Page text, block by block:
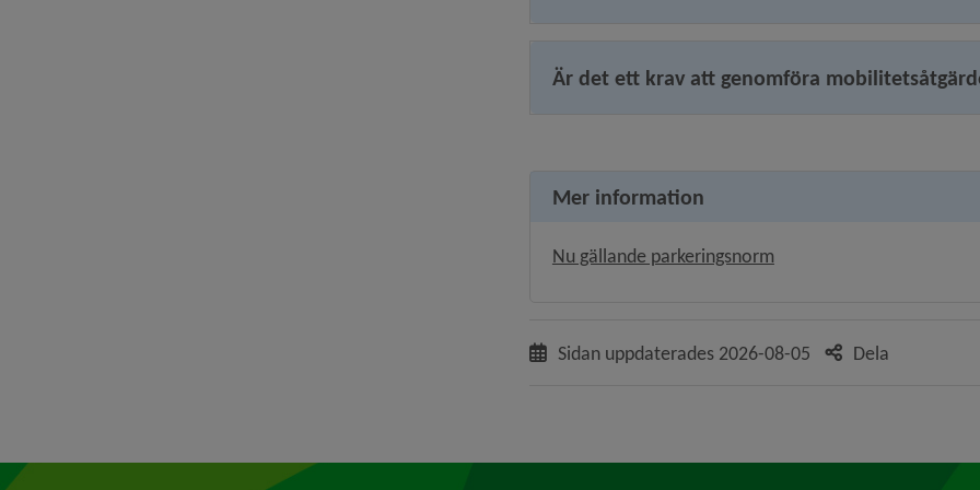
Är det ett krav att genomföra
Mer information
Nu gällande parkeringsnorm
Sidan uppdaterades 2026-08-05 Dela